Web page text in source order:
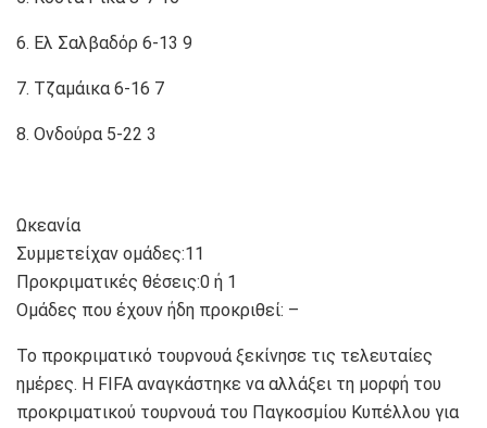
6. Ελ Σαλβαδόρ 6-13 9
7. Τζαμάικα 6-16 7
8. Ονδούρα 5-22 3
Ωκεανία
Συμμετείχαν ομάδες:11
Προκριματικές θέσεις:0 ή 1
Ομάδες που έχουν ήδη προκριθεί: –
Το προκριματικό τουρνουά ξεκίνησε τις τελευταίες
ημέρες. Η FIFA αναγκάστηκε να αλλάξει τη μορφή του
προκριματικού τουρνουά του Παγκοσμίου Κυπέλλου για